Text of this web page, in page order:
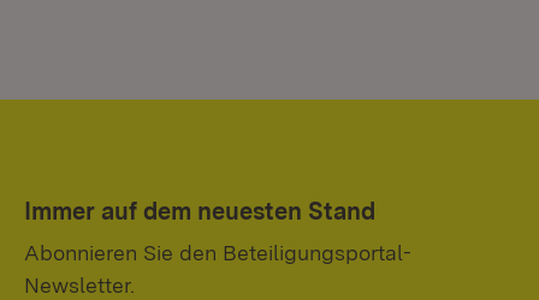
Immer auf dem neuesten Stand
Abonnieren Sie den Beteiligungsportal-
Newsletter.